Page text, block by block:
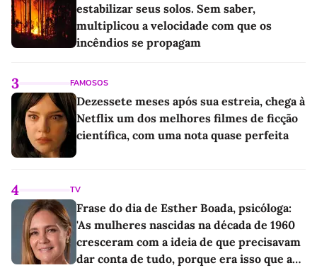
estabilizar seus solos. Sem saber,
multiplicou a velocidade com que os
incêndios se propagam
3 FAMOSOS
Dezessete meses após sua estreia, chega à
Netflix um dos melhores filmes de ficção
científica, com uma nota quase perfeita
4 TV
Frase do dia de Esther Boada, psicóloga:
'As mulheres nascidas na década de 1960
cresceram com a ideia de que precisavam
dar conta de tudo, porque era isso que a